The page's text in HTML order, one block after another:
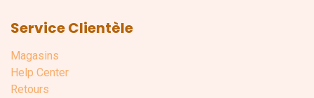
Service Clientèle
Magasins
Help Center
Retours